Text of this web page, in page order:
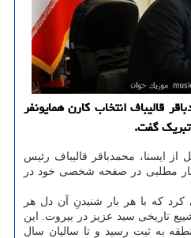
قالیباف انتخاب کارن همایونفر
تبریک گفت.
ایسنا، محمدباقر قالیباف رئیس
مطلبی در صفحه شخصی خود در
کرد که با هر بار شنیدنِ آن دل هر
تاریخی سید عزیز در بیروت. این
به ثبت رسید و تا سالیان سال